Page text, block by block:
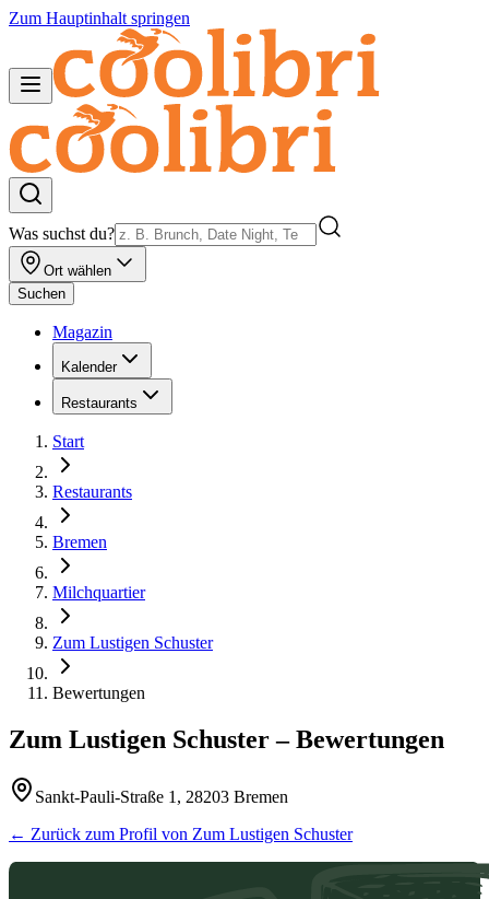
Zum Hauptinhalt springen
Was suchst du?
Ort wählen
Suchen
Magazin
Kalender
Restaurants
Start
Restaurants
Bremen
Milchquartier
Zum Lustigen Schuster
Bewertungen
Zum Lustigen Schuster – Bewertungen
Sankt-Pauli-Straße 1, 28203 Bremen
← Zurück zum Profil von Zum Lustigen Schuster